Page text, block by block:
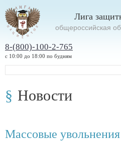
Лига
oбщероссийская
8-(800)-100-2-765
с 10:00 до 18:00 по будням
Новости
Массовые